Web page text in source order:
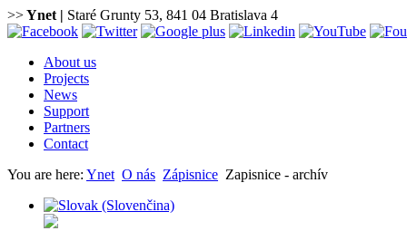
>>Ynet | Staré Grunty 53, 841 04 Bratislava 4
About us
Projects
News
Support
Partners
Contact
You are here: Ynet O nás Zápisnice Zapisnice - archív